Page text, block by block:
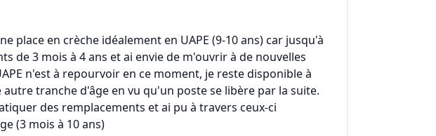
place en crèche idéalement en UAPE (9-10 ans) car jusqu'à
de 3 mois à 4 ans et ai envie de m'ouvrir à de nouvelles
n'est à repourvoir en ce moment, je reste disponible à
tranche d'âge en vu qu'un poste se libère par la suite.
des remplacements et ai pu à travers ceux-ci
(3 mois à 10 ans)